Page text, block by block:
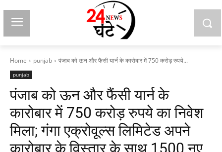
Home punjab पंजाब को ऊन और फैंसी यार्न के कारोबार में 750 करोड़ रुपये...
punjab
पंजाब को ऊन और फैंसी यार्न के
कारोबार में 750 करोड़ रुपये का निवेश
मिला; गंगा एक्रोवूल्स लिमिटेड अपने
कारोबार के विस्तार के साथ 1500 नए